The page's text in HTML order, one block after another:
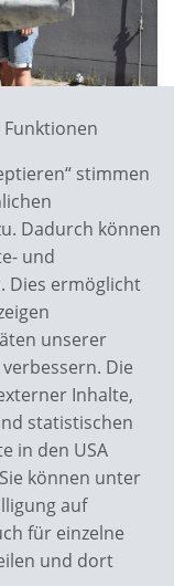
stimmen
Dadurch können
und
Dies ermöglicht
unserer
Die
Inhalte,
statistischen
in den USA
können unter
auf
für einzelne
und dort